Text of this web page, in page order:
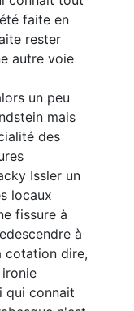
faite en
rester
autre voie
un peu
mais
des
Issler un
locaux
fissure à
à
cotation dire,
qui connait